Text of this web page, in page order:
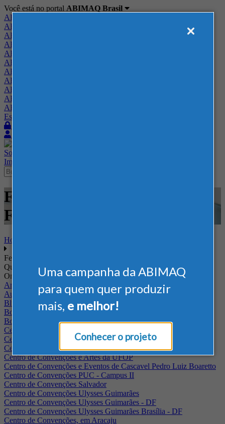
Uma campanha da ABIMAQ
para quem quer produzir
mais, e melhor!
Conhecer o projeto
Você está no portal ABIMAQ Brasil
ABIMAQ Brasil
ABIMAQ Minas Gerais
ABIMAQ Norte-Nordeste
ABIMAQ Paraná
ABIMAQ Piracicaba
ABIMAQ Ribeirão Preto
ABIMAQ Rio de Janeiro
ABIMAQ Rio Grande do Sul
ABIMAQ Santa Catarina
ABIMAQ São Paulo
ABIMAQ Vale do Paraíba
Escritório de Relações Governamentais
Sobre
Imprensa
Feiras - FIDAM Americana -
Farmacêutico
Home
Feiras
Quando
Onde
Arena Jaguariuna
Auditório Albano Franco - FIEPA
Blumenau - SC
BolognaFiere
Boulevard Olimpico - RJ
Centro Internacional de Convenções do Brasil, em Brasília
Centro de Convenções - SE
Centro de Convenções de Pernambuco - PE
Centro de Convenções e Artes da UFOP
Centro de Convenções e Eventos de Cascavel Pedro Luiz Boaretto
Centro de Convenções PUC - Campus II
Centro de Convenções Salvador
Centro de Convenções Ulysses Guimarães
Centro de Convenções Ulysses Guimarães - DF
Centro de Convenções Ulysses Guimarães Brasília - DF
Centro de Convenções, em Aracaju